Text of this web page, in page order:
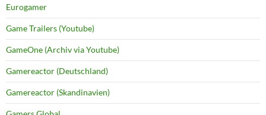
Eurogamer
Game Trailers (Youtube)
GameOne (Archiv via Youtube)
Gamereactor (Deutschland)
Gamereactor (Skandinavien)